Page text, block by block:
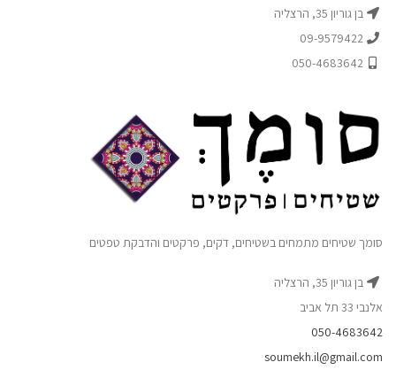
בן גוריון 35, הרצליה
סומך שטיחים מתמחים בשטיחים, דקים, פרקטים והדבקת טפטים
בן גוריון 35, הרצליה
אלנבי 33 תל אביב
050-4683642
soumekh.il@gmail.com